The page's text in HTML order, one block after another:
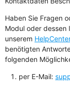
Haben Sie Fragen
Modul oder dessen
unserem
benötigten
folgenden
per E-Mail: